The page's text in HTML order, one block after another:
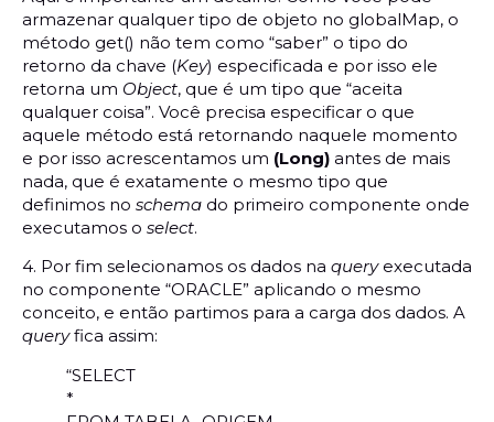
armazenar qualquer tipo de objeto no globalMap, o
método get() não tem como “saber” o tipo do
retorno da chave (Key) especificada e por isso ele
retorna um Object, que é um tipo que “aceita
qualquer coisa”. Você precisa especificar o que
aquele método está retornando naquele momento
e por isso acrescentamos um (Long) antes de mais
nada, que é exatamente o mesmo tipo que
definimos no schema do primeiro componente onde
executamos o select.
4. Por fim selecionamos os dados na queryexecutada
no componente “ORACLE” aplicando o mesmo
conceito, e então partimos para a carga dos dados. A
queryfica assim:
“SELECT
*